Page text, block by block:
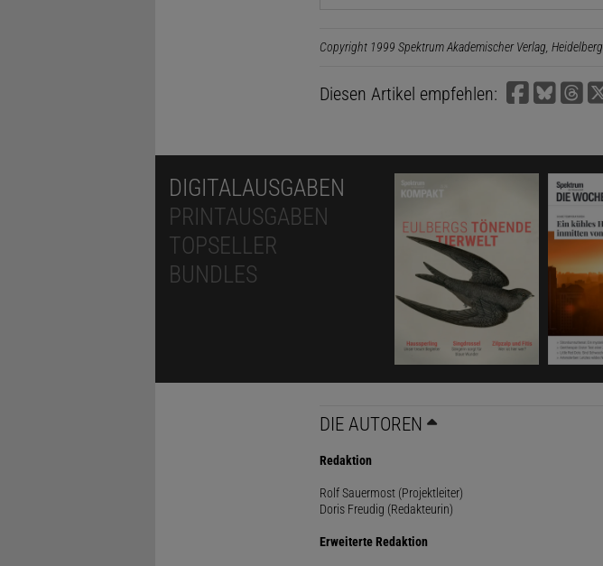
Copyright 1999 Spektrum Akademischer Verlag, Heidelberg
Diesen Artikel empfehlen:
DIGITALAUSGABEN
PRINTAUSGABEN
TOPSELLER
BUNDLES
DIE AUTOREN
Redaktion
Rolf Sauermost (Projektleiter)
Doris Freudig (Redakteurin)
Erweiterte Redaktion